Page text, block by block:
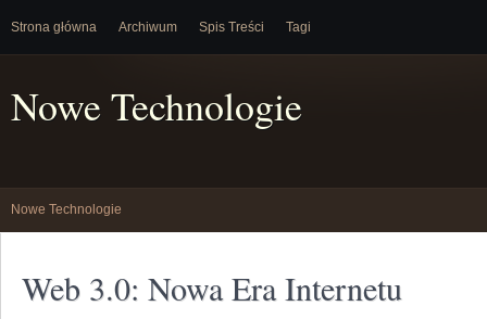
Strona główna Archiwum Spis Treści Tagi
Nowe Technologie
Nowe Technologie
Web 3.0: Nowa Era Internetu